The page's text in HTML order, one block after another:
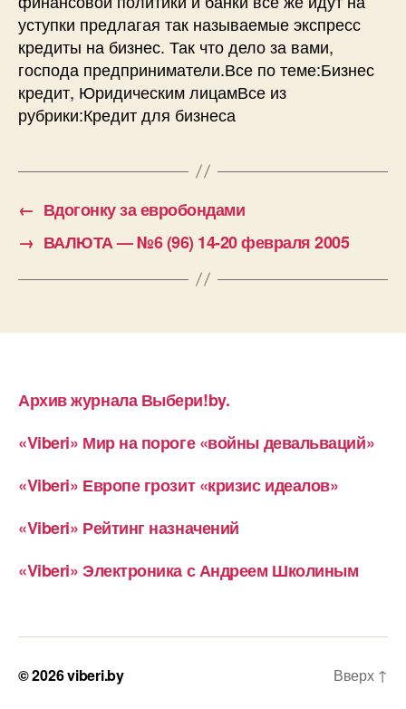
уступки предлагая так называемые экспресс
кредиты на бизнес. Так что дело за вами,
господа предприниматели.Все по теме:Бизнес
кредит, Юридическим лицамВсе из
рубрики:Кредит для бизнеса
← Вдогонку за евробондами
→ ВАЛЮТА — №6 (96) 14-20 февраля 2005
Архив журнала Выбери!by.
«Viberi» Мир на пороге «войны девальваций»
«Viberi» Европе грозит «кризис идеалов»
«Viberi» Рейтинг назначений
«Viberi» Электроника с Андреем Школиным
© 2026viberi.by Вверх ↑